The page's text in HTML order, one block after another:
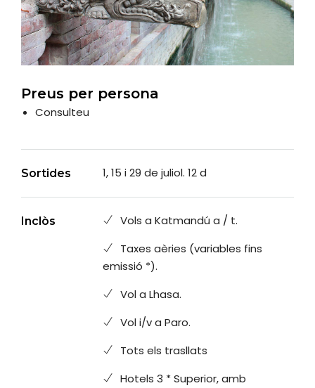
Preus per persona
Consulteu
Sortides 1, 15 i 29 de juliol. 12 d
Inclòs
Vols a Katmandú a / t.
Taxes aèries (variables fins
emissió *).
Vol a Lhasa.
Vol i/v a Paro.
Tots els trasllats
Hotels 3 * Superior, amb